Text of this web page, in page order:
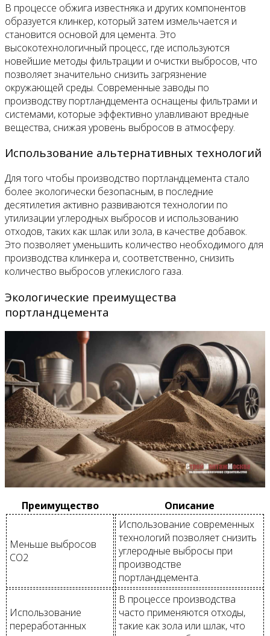
В процессе обжига известняка и других компонентов
образуется клинкер, который затем измельчается и
становится основой для цемента. Это
высокотехнологичный процесс, где используются
новейшие методы фильтрации и очистки выбросов, что
позволяет значительно снизить загрязнение
окружающей среды. Современные заводы по
производству портландцемента оснащены фильтрами и
системами, которые эффективно улавливают вредные
вещества, снижая уровень выбросов в атмосферу.
Использование альтернативных технологий
Для того чтобы производство портландцемента стало
более экологически безопасным, в последние
десятилетия активно развиваются технологии по
утилизации углеродных выбросов и использованию
отходов, таких как шлак или зола, в качестве добавок.
Это позволяет уменьшить количество необходимого для
производства клинкера и, соответственно, снизить
количество выбросов углекислого газа.
Экологические преимущества
портландцемента
Преимущество Описание
Меньше выбросов
CO2
Использование современных
технологий позволяет снизить
углеродные выбросы при
производстве
портландцемента.
Использование
переработанных
В процессе производства
часто применяются отходы,
такие как зола или шлак, что